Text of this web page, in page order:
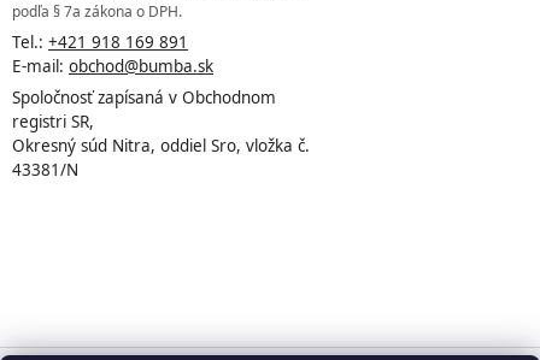
podľa § 7a zákona o DPH.
Tel.: +421 918 169 891
E-mail: obchod@bumba.sk
Spoločnosť zapísaná v Obchodnom
registri SR,
Okresný súd Nitra, oddiel Sro, vložka č.
43381/N